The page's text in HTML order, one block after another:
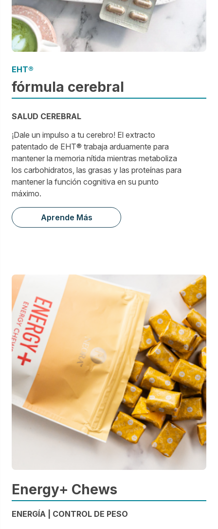
EHT®
fórmula cerebral
SALUD CEREBRAL
¡Dale un impulso a tu cerebro! El extracto
patentado de EHT® trabaja arduamente para
mantener la memoria nítida mientras metaboliza
los carbohidratos, las grasas y las proteínas para
mantener la función cognitiva en su punto
máximo.
Aprende Más
Energy+ Chews
ENERGÍA | CONTROL DE PESO